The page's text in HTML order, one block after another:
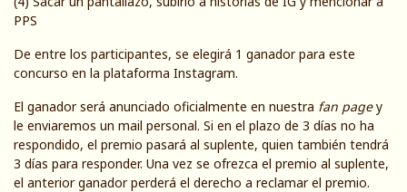
PPS
De entre los participantes, se elegirá 1 ganador para este
concurso en la plataforma Instagram.
El ganador será anunciado oficialmente en nuestra fan pagey
le enviaremos un mail personal. Si en el plazo de 3 días no ha
respondido, el premio pasará al suplente, quien también tendrá
3 días para responder. Una vez se ofrezca el premio al suplente,
el anterior ganador perderá el derecho a reclamar el premio.